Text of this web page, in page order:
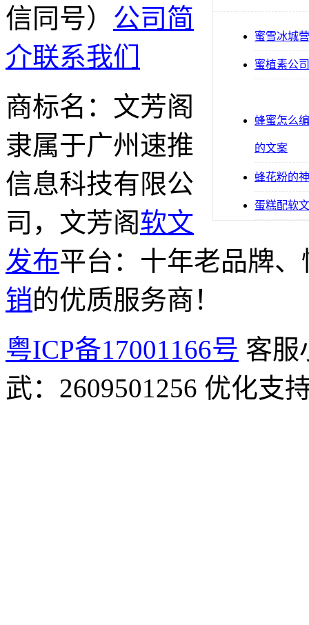
蜜雪冰城
蜜植素公
蜂蜜怎么
的文案
蜂花粉的
蛋糕配软
信同号） 公司简
介联系我们
商标名：文芳阁
隶属于广州速推
信息科技有限公
司，文芳阁软文
发布平台：十年老品牌
销的优质服务商！
粤ICP备17001166号 客服
武：2609501256 优化支